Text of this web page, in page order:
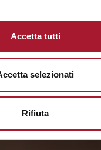
Accetta tutti
selezionati
Rifiuta